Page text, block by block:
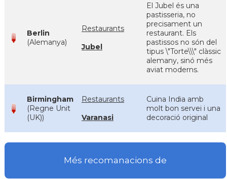
Berlin
(Alemanya)
Restaurants
Jubel
El Jubel és una
pastisseria, no
precisament un
restaurant. Els
pastissos no són del
tipus \"Torte\\\" clàssic
alemany, sinó més
aviat moderns.
Birmingham
(Regne Unit
(UK))
Restaurants
Varanasi
Cuina India amb
molt bon servei i una
decoració original
Més recomanacions de